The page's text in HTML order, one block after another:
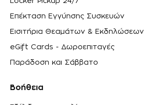
Επέκταση Εγγύησης Συσκευών
Εισιτήρια Θεαμάτων & Εκδηλώσεων
eGift Cards - Δωροεπιταγές
Παράδοση και Σάββατο
Βοήθεια